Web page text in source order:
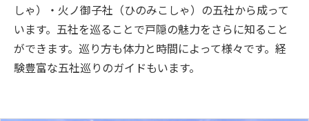
しゃ）・火ノ御子社（ひのみこしゃ）の五社から成って
います。五社を巡ることで戸隠の魅力をさらに知ること
ができます。巡り方も体力と時間によって様々です。経
験豊富な五社巡りのガイドもいます。